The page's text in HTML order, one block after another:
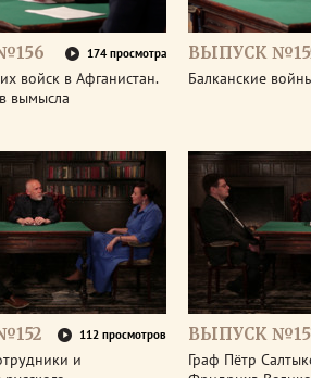
174 просмотра
войск в Афганистан.
вымысла
ВЫПУСК
Балканские
112 просмотров
и
ВЫПУСК
Граф Пётр